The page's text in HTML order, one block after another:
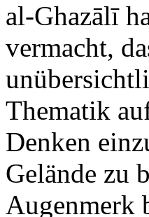
al-Ghazālī
vermacht,
Thematik
Denken
Gelände zu
Augenmerk